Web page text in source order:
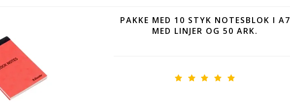
PAKKE MED 10 STYK NOTESBLOK I A7
MED LINJER OG 50 ARK.